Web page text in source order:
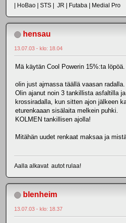
| HoBao | STS | JR | Futaba | Medial Pro
hensau
13.07.03 - klo: 18.04
Mä käytän Cool Powerin 15%:ta löpöä.
olin just ajmassa täällä vaasan radalla.
Olin ajanut noin 3 tankillista asfaltilla
krossiradalla, kun sitten ajon jälkeen
eturenkaaan sisälaita melkein puhki.
KOLMEN tankillisen ajolla!
Mitähän uudet renkaat maksaa ja
Aalla alkavat autot rulaa!
blenheim
13.07.03 - klo: 18.37